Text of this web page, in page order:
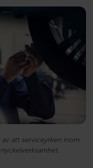
av att serviceyrken inom